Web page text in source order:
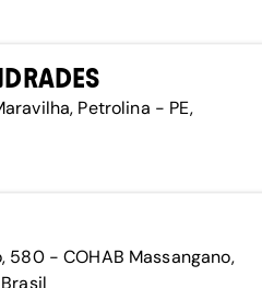
Petrolina - PE,
580 - COHAB Massangano,